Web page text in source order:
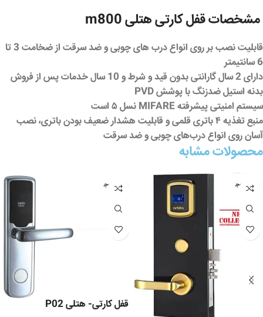
مشخصات قفل کارتی هتلی m800
قابلیت نصب بر روی انواع درب های چوبی و ضد سرقت از ضخامت 3 تا
6 سانتیمتر
دارای 2 سال گارانتی بدون قید و شرط و 10 سال خدمات پس از فروش
بدنه استیل ضدزنگ با پوشش PVD
سیستم امنیتی پیشرفته MIFARE نسل ۵ است
منبع تغذیه ۴ باتری قلمی و قابلیت هشدار ضعیف بودن باتری، نصب
آسان روی انواع درب‌های چوبی و ضد سرقت
محصولات مشابه
عدم موج
ودی
عدم موج
ودی
قفل کارتی- هتلی P02